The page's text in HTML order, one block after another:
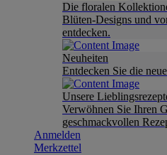
Die floralen
Blüten-Designs und
entdecken.
Neuheiten
Entdecken Sie die
Unsere
Verwöhnen Sie Ihren
geschmackvollen
Anmelden
Merkzettel